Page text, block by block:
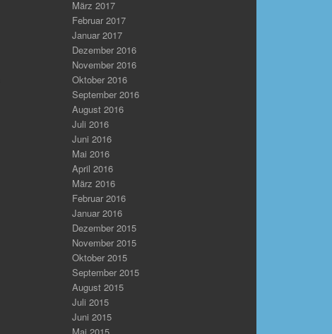
März 2017
Februar 2017
Januar 2017
Dezember 2016
November 2016
Oktober 2016
September 2016
August 2016
Juli 2016
Juni 2016
Mai 2016
April 2016
März 2016
Februar 2016
Januar 2016
Dezember 2015
November 2015
Oktober 2015
September 2015
August 2015
Juli 2015
Juni 2015